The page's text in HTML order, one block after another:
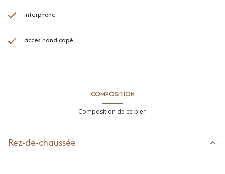
interphone
accès handicapé
COMPOSITION
Composition de ce bien
Rez-de-chaussée